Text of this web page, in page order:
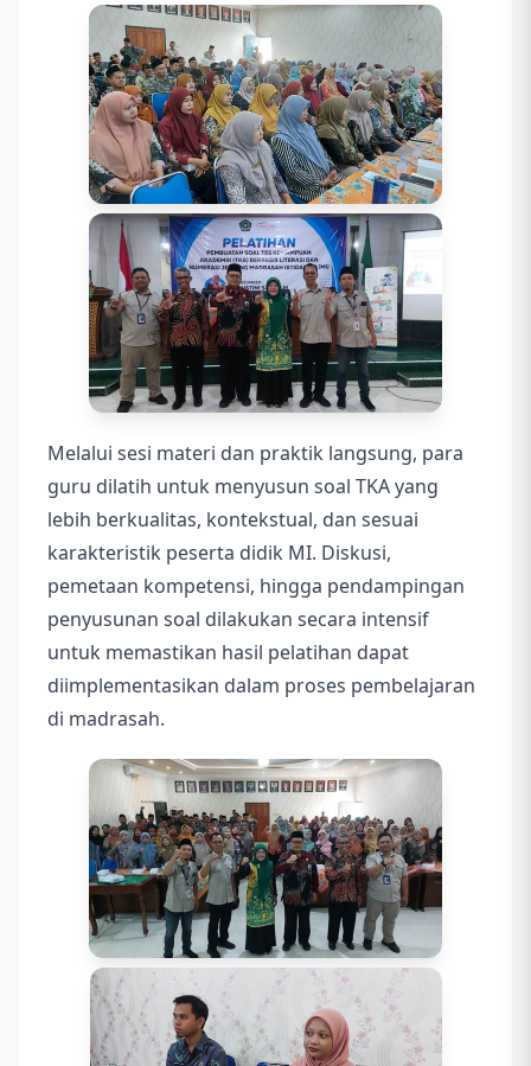
Melalui sesi materi dan praktik langsung, para
guru dilatih untuk menyusun soal TKA yang
lebih berkualitas, kontekstual, dan sesuai
karakteristik peserta didik MI. Diskusi,
pemetaan kompetensi, hingga pendampingan
penyusunan soal dilakukan secara intensif
untuk memastikan hasil pelatihan dapat
diimplementasikan dalam proses pembelajaran
di madrasah.